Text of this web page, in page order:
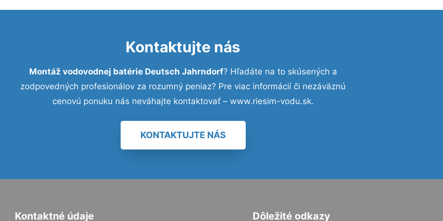
Kontaktujte nás
Montáž vodovodnej batérie Deutsch Jahrndorf? Hľadáte na to skúsených a
zodpovedných profesionálov za rozumný peniaz? Pre viac informácií či nezáväznú
cenovú ponuku nás neváhajte kontaktovať – www.riesim-vodu.sk.
KONTAKTUJTE NÁS
Kontaktné údaje Dôležité odkazy